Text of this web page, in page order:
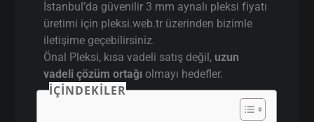
İstanbul’da güvenilir 3 mm aynalı pleksi fiyatı
üretimi için pleksi.web.tr üzerinden bizimle
iletişime geçebilirsiniz.
Önal Pleksi, kısa vadeli satış değil, uzun
vadeli çözüm ortağı olmayı hedefler.
İÇINDEKILER